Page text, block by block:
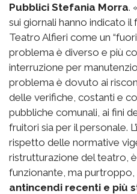
Pubblici Stefania Morra.
sui giornali hanno indicato
Teatro Alfieri come un
problema è diverso e più
interruzione per
problema è dovuto ai
delle verifiche, costanti e
pubbliche comunali, ai fini
fruitori sia per il personale.
rispetto delle normative
ristrutturazione del teatro,
funzionante, ma purtroppo,
antincendi recenti e più